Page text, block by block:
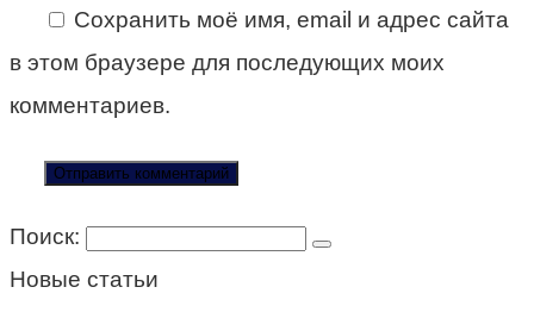
Сохранить моё имя, email и адрес сайта
в этом браузере для последующих моих
комментариев.
Поиск:
Новые статьи